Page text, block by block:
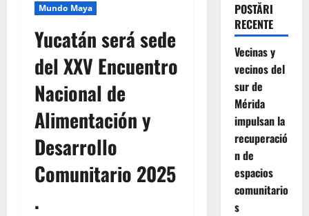
Mundo Maya
Yucatán será sede
del XXV Encuentro
Nacional de
Alimentación y
Desarrollo
Comunitario 2025
.
POSTĂRI
RECENTE
Vecinas y
vecinos del
sur de
Mérida
impulsan la
recuperació
n de
espacios
comunitario
s